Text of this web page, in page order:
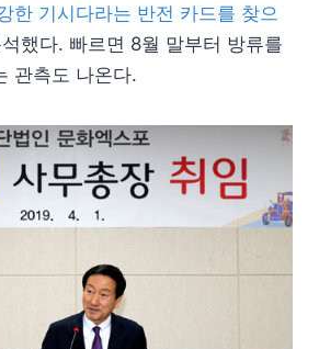
한 기시다라는 반전 카드를 찾으
석했다. 빠르면 8월 말부터 방류를
관측도 나온다.